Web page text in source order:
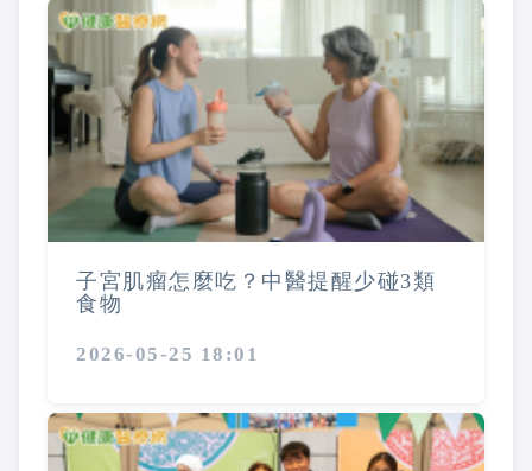
子宮肌瘤怎麼吃？中醫提醒少碰3類
食物
2026-05-25 18:01